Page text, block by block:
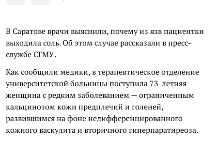
В Саратове врачи выяснили, почему из язв пациентки
выходила соль. Об этом случае рассказали в пресс-
службе СГМУ.
Как сообщили медики, в терапевтическое отделение
университетской больницы поступила 73-летняя
женщина с редким заболеванием — ограниченным
кальцинозом кожи предплечий и голеней,
развившимся на фоне недифференцированного
кожного васкулита и вторичного гиперпаратиреоза.